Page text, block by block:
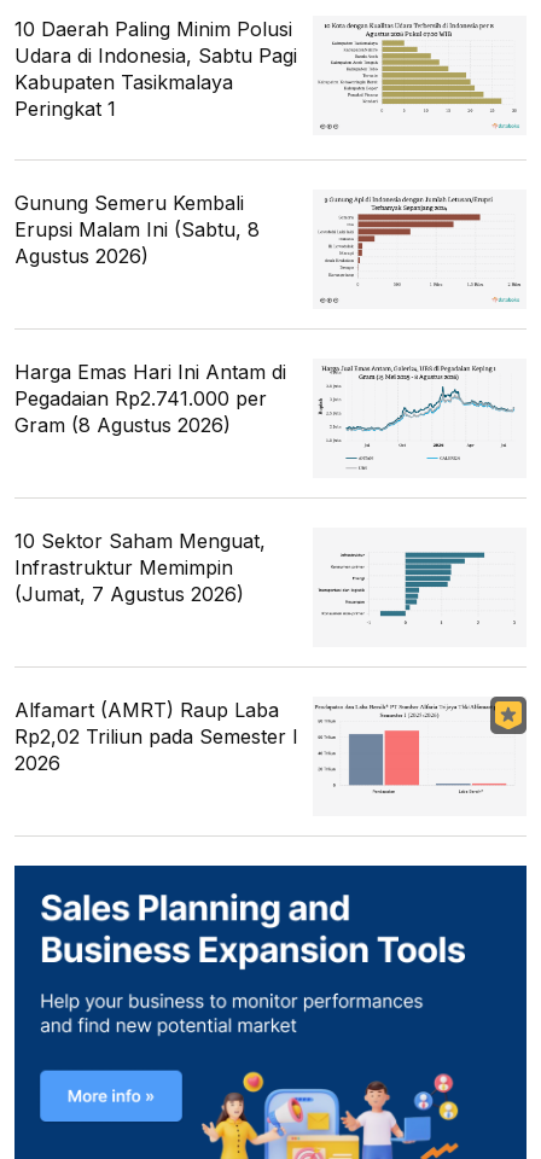
10 Daerah Paling Minim Polusi
Udara di Indonesia, Sabtu Pagi
Kabupaten Tasikmalaya
Peringkat 1
Gunung Semeru Kembali
Erupsi Malam Ini (Sabtu, 8
Agustus 2026)
Harga Emas Hari Ini Antam di
Pegadaian Rp2.741.000 per
Gram (8 Agustus 2026)
10 Sektor Saham Menguat,
Infrastruktur Memimpin
(Jumat, 7 Agustus 2026)
Alfamart (AMRT) Raup Laba
Rp2,02 Triliun pada Semester I
2026